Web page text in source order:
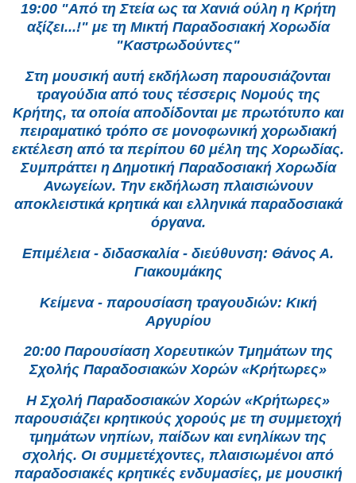
19:00 "Από τη Στεία ως τα Χανιά ούλη η Κρήτη
αξίζει...!" με τη Μικτή Παραδοσιακή Χορωδία
"Καστρωδούντες"
Στη μουσική αυτή εκδήλωση παρουσιάζονται
τραγούδια από τους τέσσερις Νομούς της
Κρήτης, τα οποία αποδίδονται με πρωτότυπο και
πειραματικό τρόπο σε μονοφωνική χορωδιακή
εκτέλεση από τα περίπου 60 μέλη της Χορωδίας.
Συμπράττει η Δημοτική Παραδοσιακή Χορωδία
Ανωγείων. Την εκδήλωση πλαισιώνουν
αποκλειστικά κρητικά και ελληνικά παραδοσιακά
όργανα.
Επιμέλεια - διδασκαλία - διεύθυνση: Θάνος Α.
Γιακουμάκης
Κείμενα - παρουσίαση τραγουδιών: Κική
Αργυρίου
20:00 Παρουσίαση Χορευτικών Τμημάτων της
Σχολής Παραδοσιακών Χορών «Κρήτωρες»
Η Σχολή Παραδοσιακών Χορών «Κρήτωρες»
παρουσιάζει κρητικούς χορούς με τη συμμετοχή
τμημάτων νηπίων, παίδων και ενηλίκων της
σχολής. Οι συμμετέχοντες, πλαισιωμένοι από
παραδοσιακές κρητικές ενδυμασίες, με μουσική